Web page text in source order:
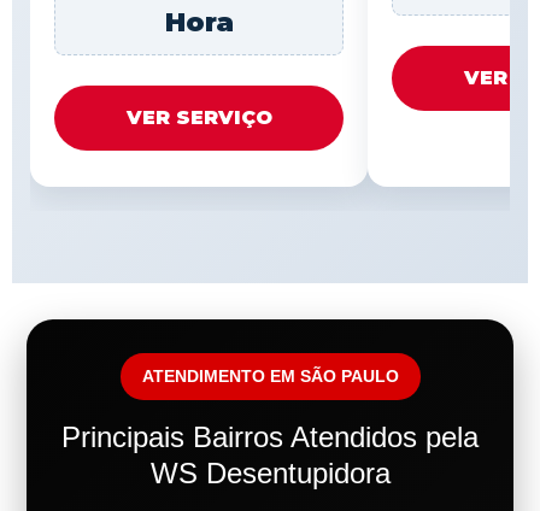
Hora
VER SERVIÇO
VER
ATENDIMENTO EM SÃO PAULO
Principais Bairros Atendidos pela
WS Desentupidora